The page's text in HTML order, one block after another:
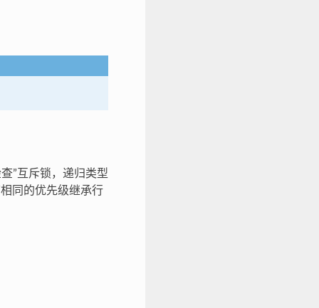
”互斥锁，递归类型
同的优先级继承行